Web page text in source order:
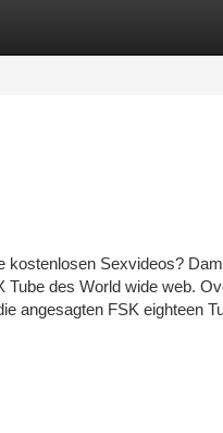
Sexvideos?
des World wide web.
angesagten FSK eighteen